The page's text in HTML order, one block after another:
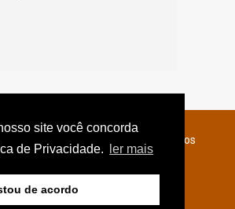
site você concorda
de Privacidade.
ler mais
de acordo
- Jornal do Interior - Todos os direitos
reservados